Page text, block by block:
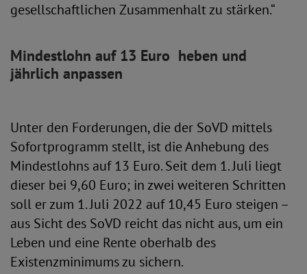
gesellschaftlichen Zusammenhalt zu stärken.“
Mindestlohn auf 13 Euro heben und
jährlich anpassen
Unter den Forderungen, die der SoVD mittels
Sofortprogramm stellt, ist die Anhebung des
Mindestlohns auf 13 Euro. Seit dem 1. Juli liegt
dieser bei 9,60 Euro; in zwei weiteren Schritten
soll er zum 1. Juli 2022 auf 10,45 Euro steigen –
aus Sicht des SoVD reicht das nicht aus, um ein
Leben und eine Rente oberhalb des
Existenzminimums zu sichern.